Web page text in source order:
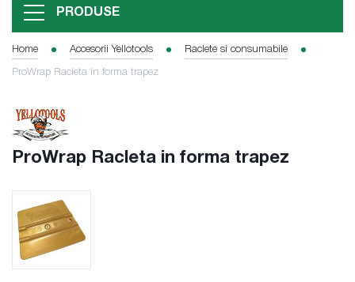
PRODUSE
Home Accesorii Yellotools Raclete si consumabile
ProWrap Racleta in forma trapez
ProWrap Racleta in forma trapez